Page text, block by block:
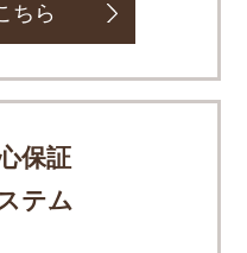
ちら
保証
テム